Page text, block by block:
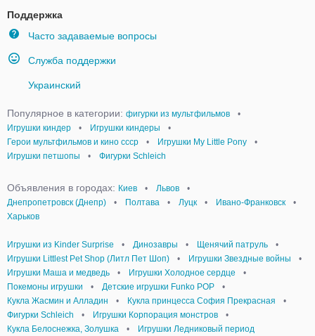
Поддержка
Часто задаваемые вопросы
Служба поддержки
Украинский
Популярное в категории: фигурки из мультфильмов
•
Игрушки киндер
• Игрушки киндеры
•
Герои мультфильмов и кино ссср
• Игрушки My Little Pony
•
Игрушки петшопы
• Фигурки Schleich
Объявления в городах: Киев • Львов
•
Днепропетровск (Днепр)
• Полтава • Луцк • Ивано-Франковск
•
Харьков
Игрушки из Kinder Surprise • Динозавры • Щенячий патруль
•
Игрушки Littlest Pet Shop (Литл Пет Шоп)
• Игрушки Звездные войны
•
Игрушки Маша и медведь
• Игрушки Холодное сердце
•
Покемоны игрушки
• Детские игрушки Funko POP
•
Кукла Жасмин и Алладин
• Кукла принцесса София Прекрасная
•
Фигурки Schleich
• Игрушки Корпорация монстров
•
Кукла Белоснежка, Золушка
• Игрушки Ледниковый период